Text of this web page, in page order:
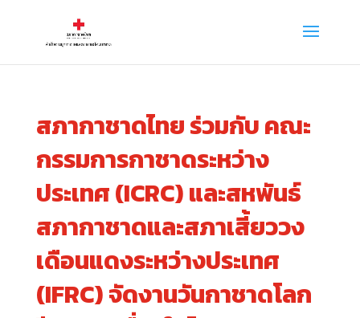
สภากาชาดไทย ร่วมกับ คณะ
กรรมการกาชาดระหว่าง
ประเทศ (ICRC) และสหพันธ์
สภากาชาดและสภาเสี้ยววง
เดือนแดงระหว่างประเทศ
(IFRC) จัดงานวันกาชาดโลก